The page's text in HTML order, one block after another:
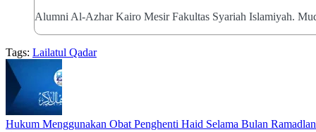
Alumni Al-Azhar Kairo Mesir Fakultas Syariah Islamiyah.
Tags: Lailatul Qadar
Hukum Menggunakan Obat Penghenti Haid Selama Bulan Ramadlan